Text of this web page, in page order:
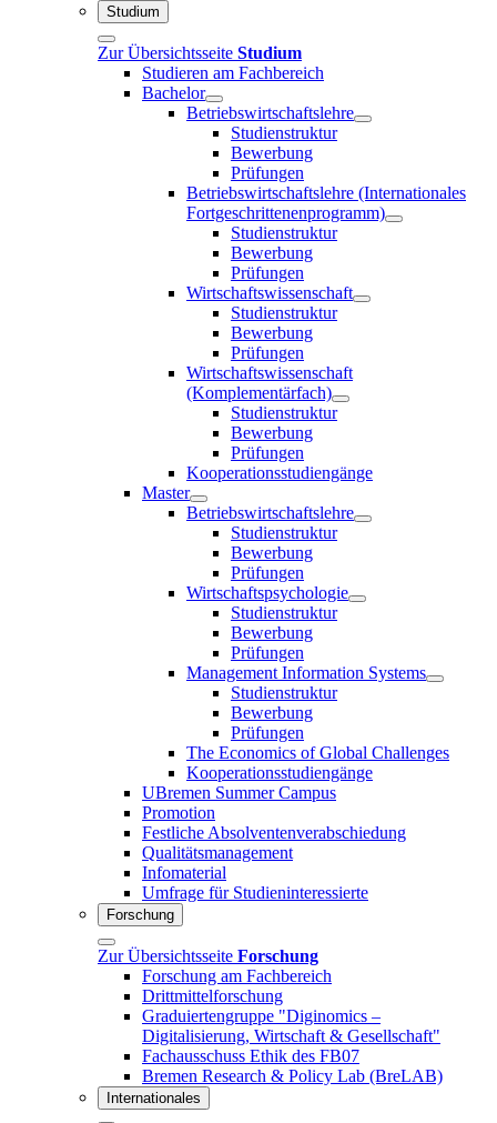
Studium
Zur Übersichtsseite Studium
Studieren am Fachbereich
Bachelor
Betriebswirtschaftslehre
Studienstruktur
Bewerbung
Prüfungen
Betriebswirtschaftslehre (Internationales
Fortgeschrittenenprogramm)
Studienstruktur
Bewerbung
Prüfungen
Wirtschaftswissenschaft
Studienstruktur
Bewerbung
Prüfungen
Wirtschaftswissenschaft
(Komplementärfach)
Studienstruktur
Bewerbung
Prüfungen
Kooperationsstudiengänge
Master
Betriebswirtschaftslehre
Studienstruktur
Bewerbung
Prüfungen
Wirtschaftspsychologie
Studienstruktur
Bewerbung
Prüfungen
Management Information Systems
Studienstruktur
Bewerbung
Prüfungen
The Economics of Global Challenges
Kooperationsstudiengänge
UBremen Summer Campus
Promotion
Festliche Absolventenverabschiedung
Qualitätsmanagement
Infomaterial
Umfrage für Studieninteressierte
Forschung
Zur Übersichtsseite Forschung
Forschung am Fachbereich
Drittmittelforschung
Graduiertengruppe "Diginomics –
Digitalisierung, Wirtschaft & Gesellschaft"
Fachausschuss Ethik des FB07
Bremen Research & Policy Lab (BreLAB)
Internationales